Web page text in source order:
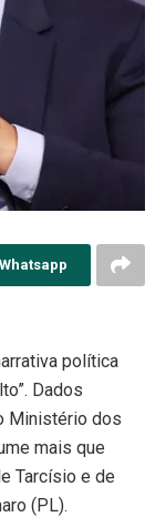
política
Dados
Ministério dos
mais que
Tarcísio e de
(PL).